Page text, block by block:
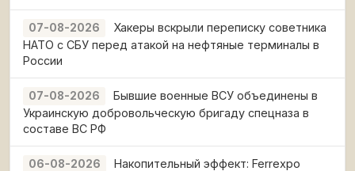
07-08-2026
Хакеры вскрыли переписку советника
НАТО с СБУ перед атакой на нефтяные терминалы в
России
07-08-2026
Бывшие военные ВСУ объединены в
Украинскую добровольческую бригаду спецназа в
составе ВС РФ
06-08-2026
Накопительный эффект: Ferrexpo